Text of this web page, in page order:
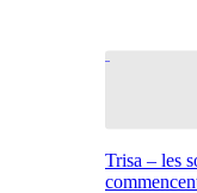
Trisa – les